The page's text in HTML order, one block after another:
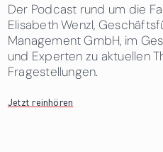
Der Podcast rund um die
Elisabeth Wenzl,
Management GmbH, im
und Experten zu aktuellen
Fragestellungen.
Jetzt reinhören